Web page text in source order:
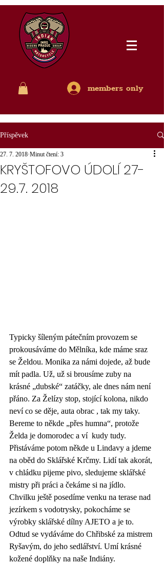
members only
Příspěvek
KRYŠTOFOVO ÚDOLÍ 27-
29.7. 2018
27. 7. 2018 Minut čtení: 3
Typicky šíleným pátečním provozem se
prokousáváme do Mělníka, kde máme sraz
se Želdou. Monika za námi dojede, až bude
mít padla. Už, už si brousíme zuby na
krásné „dubské“ zatáčky, ale dnes nám není
přáno. Za Želízy stop, stojící kolona, nikdo
neví co se děje, auta obrac , tak my taky.
Bereme to někde „přes humna“, protože
Želda je domorodec a ví  kudy tudy.
Přistáváme potom někde u Lindavy a jdeme
na oběd do Sklářské Krčmy. Lidí tak akorát,
v chládku pijeme pivo, sledujeme sklářské
mistry při práci a čekáme si na jídlo.
Chvilku ještě posedíme venku na terase nad
jezírkem s vodotrysky, pokocháme se
výrobky sklářské dílny AJETO a je to.
Odtud se vydáváme do Chřibské za mistrem
Ryšavým, do jeho sedlářství. Umí krásné
kožené doplňky na naše Indiány.